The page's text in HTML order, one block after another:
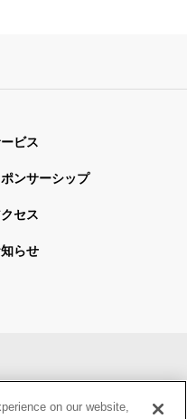
ビス
ポンサーシップ
セス
らせ
on our website,